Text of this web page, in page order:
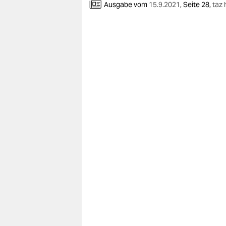
Ausgabe vom 15.9.2021,Seite 28,taz